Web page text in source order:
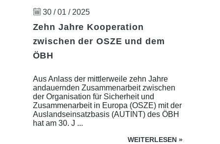
30 / 01 / 2025
Zehn Jahre Kooperation
zwischen der OSZE und dem
ÖBH
Aus Anlass der mittlerweile zehn Jahre
andauernden Zusammenarbeit zwischen
der Organisation für Sicherheit und
Zusammenarbeit in Europa (OSZE) mit der
Auslandseinsatzbasis (AUTINT) des ÖBH
hat am 30. J ...
WEITERLESEN »